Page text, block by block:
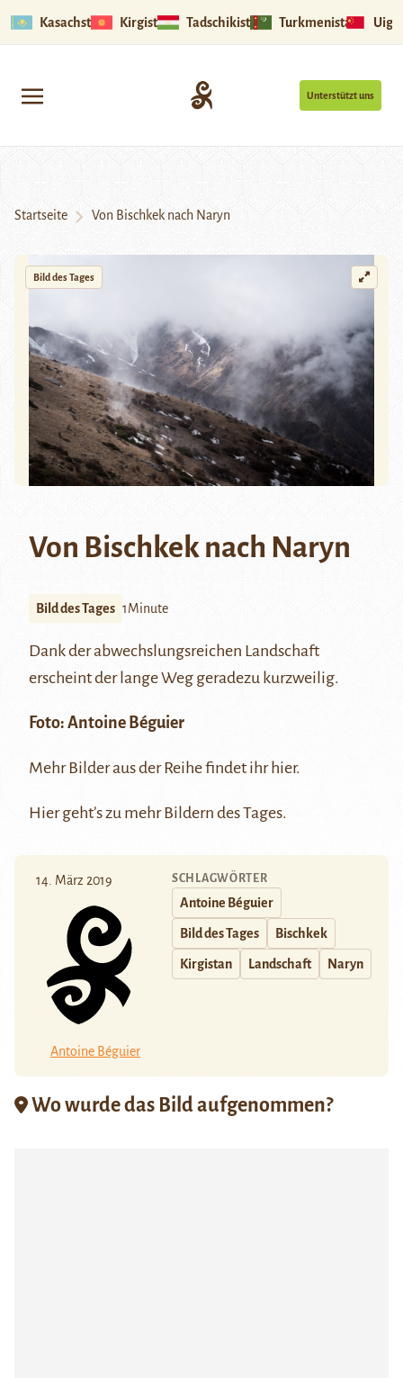
Kasachstan Kirgistan Tadschikistan Turkmenistan
Unterstützt uns
Startseite Von Bischkek nach Naryn
Bild des Tages
Von Bischkek nach Naryn
Bild des Tages 1Minute
Dank der abwechslungsreichen Landschaft
erscheint der lange Weg geradezu kurzweilig.
Foto: Antoine Béguier
Mehr Bilder aus der Reihe findet ihrhier.
Hiergeht’s zu mehr Bildern des Tages.
14. März 2019
Antoine Béguier
SCHLAGWÖRTER
Antoine Béguier
Bild des Tages Bischkek
Kirgistan Landschaft Naryn
Wo wurde das Bild aufgenommen?